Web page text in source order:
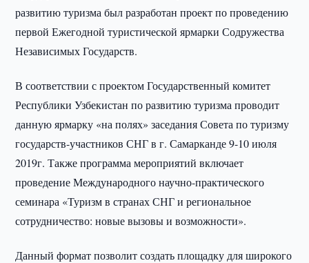
развитию туризма был разработан проект по проведению
первой Ежегодной туристической ярмарки Содружества
Независимых Государств.
В соответствии с проектом Государственный комитет
Республики Узбекистан по развитию туризма проводит
данную ярмарку «на полях» заседания Совета по туризму
государств-участников СНГ в г. Самарканде 9-10 июля
2019г. Также программа мероприятий включает
проведение Международного научно-практического
семинара «Туризм в странах СНГ и региональное
сотрудничество: новые вызовы и возможности».
Данный формат позволит создать площадку для широкого